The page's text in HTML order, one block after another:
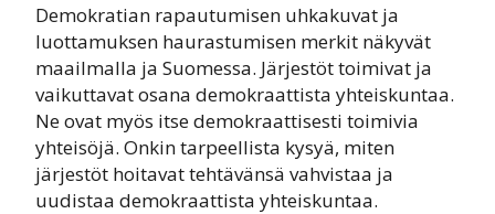
Demokratian rapautumisen uhkakuvat ja
luottamuksen haurastumisen merkit näkyvät
maailmalla ja Suomessa. Järjestöt toimivat ja
vaikuttavat osana demokraattista yhteiskuntaa.
Ne ovat myös itse demokraattisesti toimivia
yhteisöjä. Onkin tarpeellista kysyä, miten
järjestöt hoitavat tehtävänsä vahvistaa ja
uudistaa demokraattista yhteiskuntaa.